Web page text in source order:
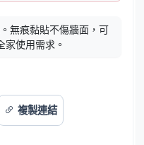
無痕黏貼不傷牆面，可
使用需求。
複製連結